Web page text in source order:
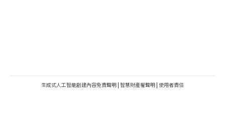
生成式人工智能創建內容免責聲明 | 智慧財產權聲明 | 使用者責任